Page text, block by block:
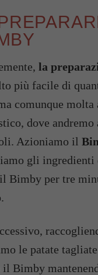
la
più facile di
comunque
dove
Azioniamo il
gli
Bimby per tre
le patate
Bimby